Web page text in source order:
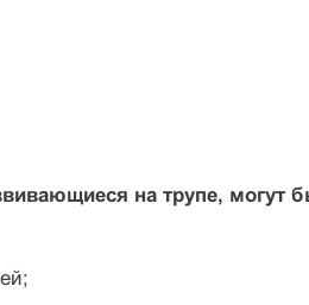
на трупе, могут